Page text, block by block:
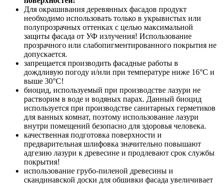
Для окрашивания деревянных фасадов продукт
необходимо использовать только в укрывистых или
полупрозрачных оттенках с целью максимальной
защиты фасада от УФ излучения! Использование
прозрачного или слабопигментированного покрытия не
допускается.
запрещается производить фасадные работы в
дождливую погоду и/или при температуре ниже 16°C и
выше 30°C!
биоцид, используемый при производстве лазури не
растворим в воде и водяных парах. Данный биоцид
используется при производстве санитарных герметиков
для ванных комнат, поэтому использование лазури
внутри помещений безопасно для здоровья человека.
качественная подготовка поверхности и
предварительная шлифовка значительно повышают
адгезию лазури к древесине и продлевают срок службы
покрытия!
использование грубо-пиленой древесины и
скандинавской доски для обшивки фасада увеличивает